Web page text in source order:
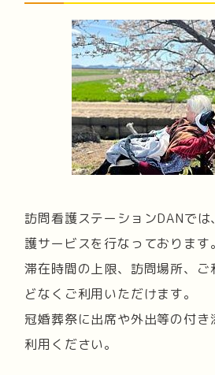
訪問看護ステーションDANで
護サービスを行なっております。
滞在時間の上限、訪問場所、ご
どなくご利用いただけます。
冠婚葬祭に出席や外出等の付き
利用ください。